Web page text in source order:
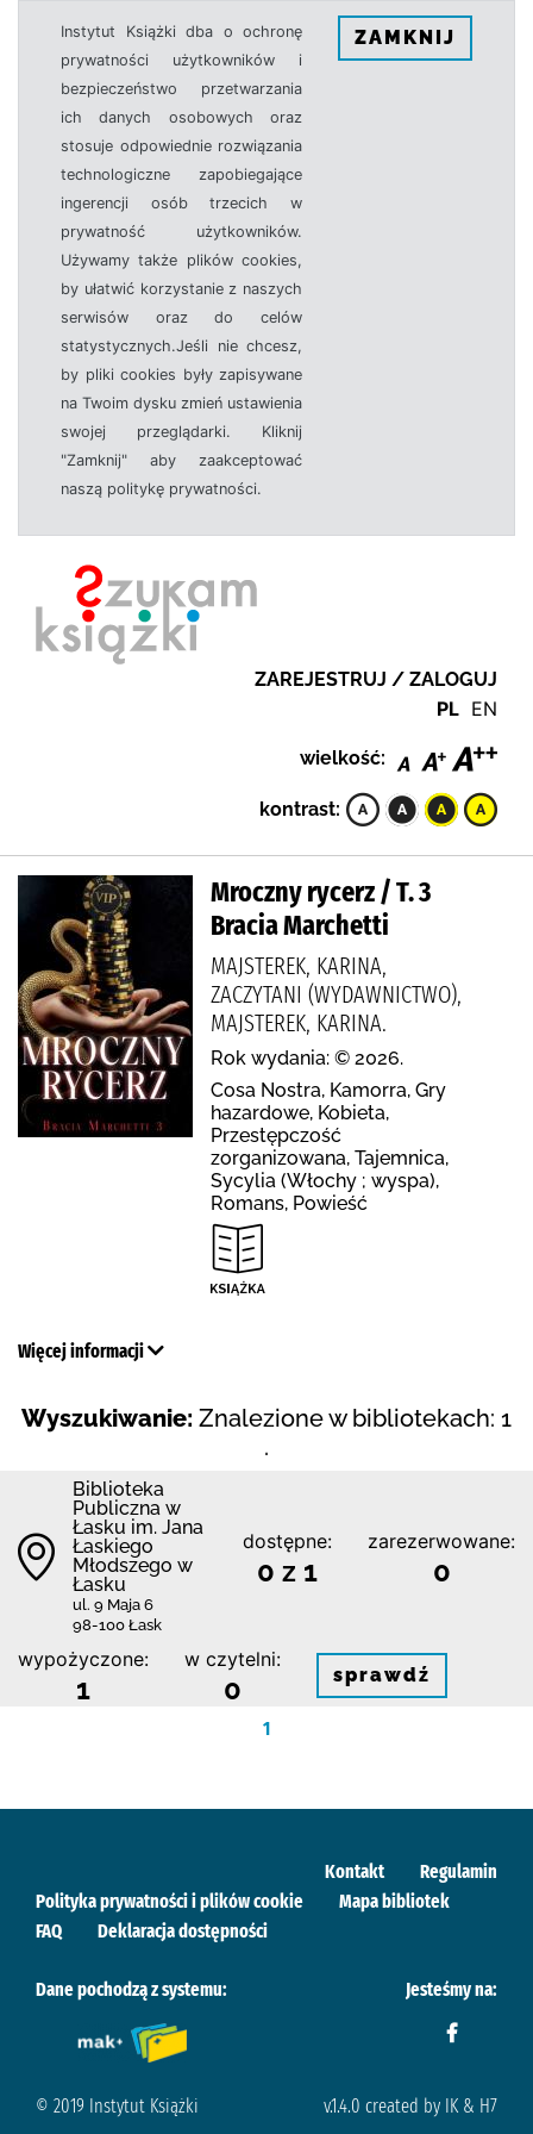
Instytut Książki dba o ochronę
prywatności użytkowników i
bezpieczeństwo przetwarzania
ich danych osobowych oraz
stosuje odpowiednie rozwiązania
technologiczne zapobiegające
ingerencji osób trzecich w
prywatność użytkowników.
Używamy także plików cookies,
by ułatwić korzystanie z naszych
serwisów oraz do celów
statystycznych.Jeśli nie chcesz,
by pliki cookies były zapisywane
na Twoim dysku zmień ustawienia
swojej przeglądarki. Kliknij
"Zamknij" aby zaakceptować
naszą politykę prywatności.
ZAMKNIJ
ZAREJESTRUJ / ZALOGUJ
PL EN
wielkość:
kontrast:
Mroczny rycerz / T. 3
Bracia Marchetti
MAJSTEREK, KARINA,
ZACZYTANI (WYDAWNICTWO),
MAJSTEREK, KARINA.
Rok wydania: © 2026.
Cosa Nostra, Kamorra, Gry
hazardowe, Kobieta,
Przestępczość
zorganizowana, Tajemnica,
Sycylia (Włochy ; wyspa),
Romans, Powieść
Więcej informacji
Wyszukiwanie: Znalezione w bibliotekach: 1
.
Biblioteka
Publiczna w
Łasku im. Jana
Łaskiego
Młodszego w
Łasku
ul. 9 Maja 6
98-100 Łask
dostępne:
0 z 1
zarezerwowane:
0
wypożyczone:
1
w czytelni:
0 sprawdź
1
Kontakt
Regulamin
Polityka prywatności i plików cookie
Mapa bibliotek
FAQ
Deklaracja dostępności
Dane pochodzą z systemu: Jesteśmy na:
© 2019 Instytut Książki v.1.4.0 created by IK & H7